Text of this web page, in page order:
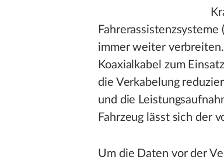
immer weiter
Koaxialkabel zum
die Verkabelung
und die
Fahrzeug lässt sich der
Um die Daten vor der